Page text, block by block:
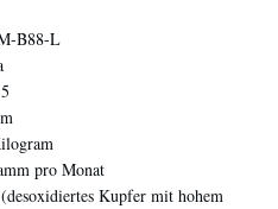
B88-L
pro Monat
Kupfer mit hohem